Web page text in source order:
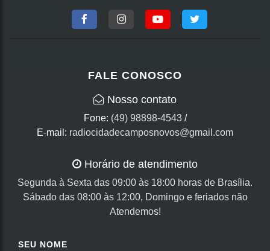
FALE CONOSCO
Nosso contato
Fone: (49) 98898-4543/
E-mail: radiocidadecamposnovos@gmail.com
Horário de atendimento
Segunda à Sexta das 09:00 às 18:00 horas de Brasília.
Sábado das 08:00 às 12:00, Domingo e feriados não
Atendemos!
SEU NOME